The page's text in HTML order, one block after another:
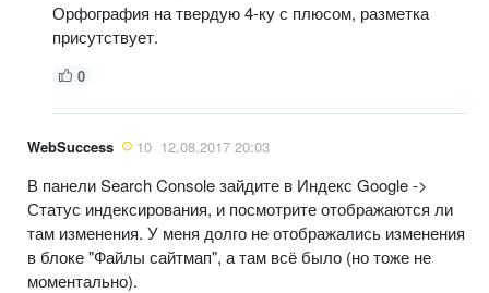
Орфография на твердую 4-ку с плюсом, разметка
присутствует.
0
WebSuccess 10 12.08.2017 20:03
В панели Search Console зайдите в Индекс Google ->
Статус индексирования, и посмотрите отображаются ли
там изменения. У меня долго не отображались изменения
в блоке "Файлы сайтмап", а там всё было (но тоже не
моментально).